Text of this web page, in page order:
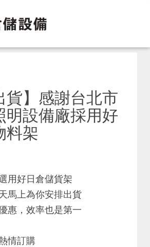
貨】感謝台北市
明設備廠採用好
料架
用好日倉儲貨架
馬上為你安排出貨
惠，效率也是第一
情訂購